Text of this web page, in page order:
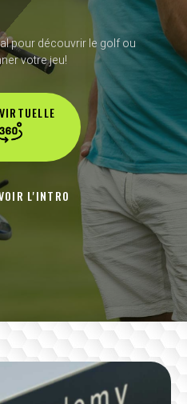
pour découvrir le golf ou
votre jeu!
L'INTRO